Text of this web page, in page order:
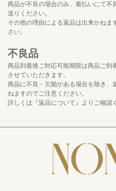
商品が不良の場合のみ、着払いにて不
送りください。
その他の理由による返品は出来かねま
さい。
不良品
商品到着後ご対応可能期限は商品ご到
させていただきます。
商品に不良・欠陥がある場合を除き、
ねますのでご注意ください。
詳しくは『返品について』よりご確認